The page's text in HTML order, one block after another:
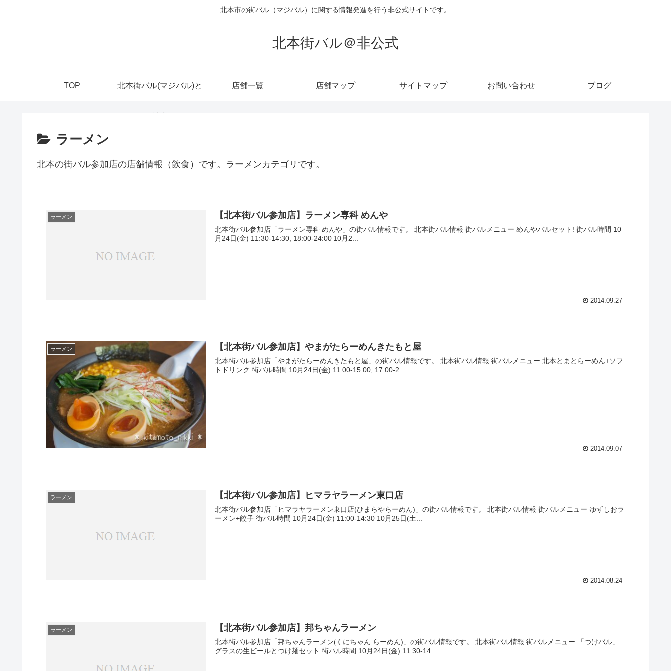
北本市の街バル（マジバル）に関する情報発進を行う非公式サイトです。
北本街バル＠非公式
TOP 北本街バル(マジバル)と
は？
店舗一覧 店舗マップ サイトマップ お問い合わせ ブログ
ラーメン
北本の街バル参加店の店舗情報（飲食）です。ラーメンカテゴリです。
ラーメン 【北本街バル参加店】ラーメン専科 めんや
北本街バル参加店「ラーメン専科 めんや」の街バル情報です。 北本街バル情報 街バルメニュー めんやバルセット! 街バル時間 10
月24日(金) 11:30-14:30, 18:00-24:00 10月2...
2014.09.27
ラーメン 【北本街バル参加店】やまがたらーめんきたもと屋
北本街バル参加店「やまがたらーめんきたもと屋」の街バル情報です。 北本街バル情報 街バルメニュー 北本とまとらーめん+ソフ
トドリンク 街バル時間 10月24日(金) 11:00-15:00, 17:00-2...
2014.09.07
ラーメン 【北本街バル参加店】ヒマラヤラーメン東口店
北本街バル参加店「ヒマラヤラーメン東口店(ひまらやらーめん)」の街バル情報です。 北本街バル情報 街バルメニュー ゆずしおラ
ーメン+餃子 街バル時間 10月24日(金) 11:00-14:30 10月25日(土...
2014.08.24
ラーメン 【北本街バル参加店】邦ちゃんラーメン
北本街バル参加店「邦ちゃんラーメン(くにちゃん らーめん)」の街バル情報です。 北本街バル情報 街バルメニュー 「つけバル」
グラスの生ビールとつけ麺セット 街バル時間 10月24日(金) 11:30-14:...